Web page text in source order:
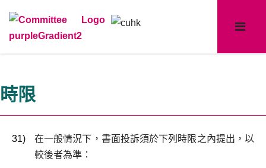
時限
31)
在一般情況下，書面投訴須於下列時限之內提出，以
較後者為準：